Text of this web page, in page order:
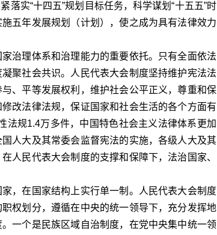
实“十四五”规划目标任务，科学谋划“十五五”时
五年发展规划（计划），使之成为具有法律效力
理体系和治理能力的重要依托。只有全面依法
聚社会共识。人民代表大会制度坚持维护宪法法
、平等发展权利，维护社会公平正义，尊重和保
改法律法规，保证国家和社会生活的各个方面有
规1.4万多件，中国特色社会主义法律体系更加
人大及其常委会监督宪法的实施，各级人大及其
人民代表大会制度的支撑和保障下，法治国家、
在国家结构上实行单一制。人民代表大会制度
权划分，遵循在中央的统一领导下，充分发挥地
一个是民族区域自治制度，在党中央集中统一领